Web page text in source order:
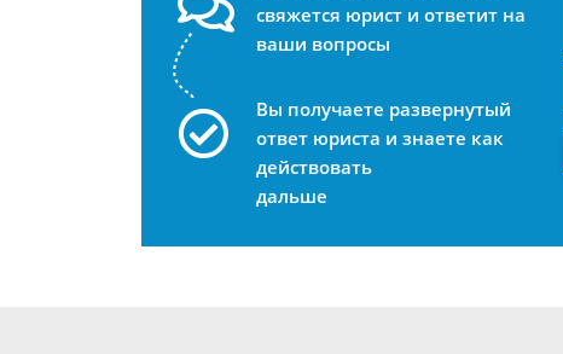
свяжется юрист и ответит на
ваши вопросы
Вы получаете развернутый
ответ юриста и знаете как
действовать
дальше